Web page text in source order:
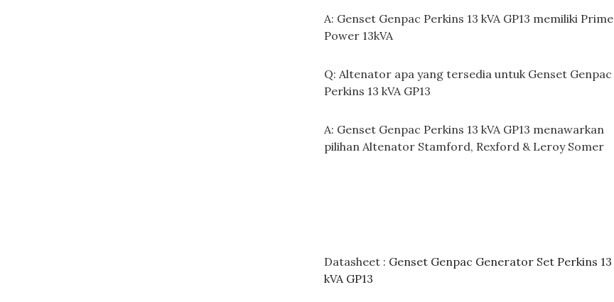
A: Genset Genpac Perkins 13 kVA GP13 memiliki Prime
Power 13kVA
Q: Altenator apa yang tersedia untuk Genset Genpac
Perkins 13 kVA GP13
A: Genset Genpac Perkins 13 kVA GP13 menawarkan
pilihan Altenator Stamford, Rexford & Leroy Somer
Datasheet : Genset Genpac Generator Set Perkins 13
kVA GP13